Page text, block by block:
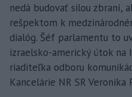
nedá budovať silou zbraní,
rešpektom k
dialóg. Šéf parlamentu to
izraelsko-americký útok na
riaditeľka odboru
Kancelárie NR SR Veronika